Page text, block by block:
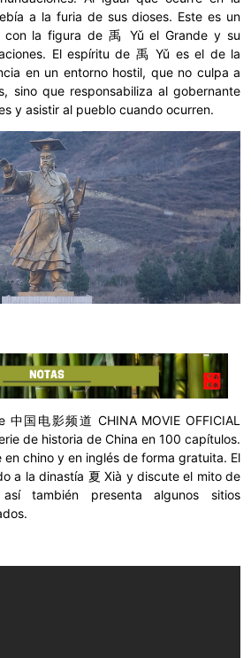
a la furia de sus dioses. Este es un
con la figura de 禹 Yǔ el Grande y su
El espíritu de 禹 Yǔ es el de la
en un entorno hostil, que no culpa a
sino que responsabiliza al gobernante
y asistir al pueblo cuando ocurren.
中国电影频道 CHINA MOVIE OFFICIAL
de historia de China en 100 capítulos.
en chino y en inglés de forma gratuita. El
a la dinastía 夏 Xià y discute el mito de
también presenta algunos sitios